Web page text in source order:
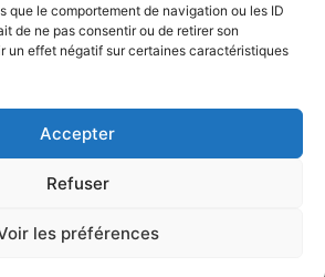
que le comportement de navigation ou les ID
de ne pas consentir ou de retirer son
un effet négatif sur certaines caractéristiques
Accepter
Refuser
les préférences
Article suivant
Que veut dire ?
sur le plan de site